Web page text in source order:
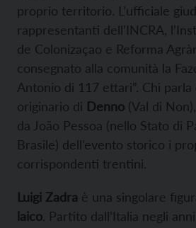
proprio territorio. L’ufficiale
rappresentanti dell’INCRA,
de Colonizaçao e Reforma
consegnato alla comunità la
Antonio di 117 ettari”. Chi parla
originario di Denno (Val di
da João Pessoa (nello Stato di
Brasile) dell’evento storico i
corrispondenti trentini.
Luigi Zadra è una singolare
laico. Partito dall’Italia negli